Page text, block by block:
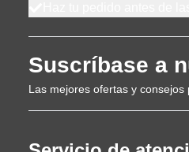
Suscríbase a
Las mejores ofertas y